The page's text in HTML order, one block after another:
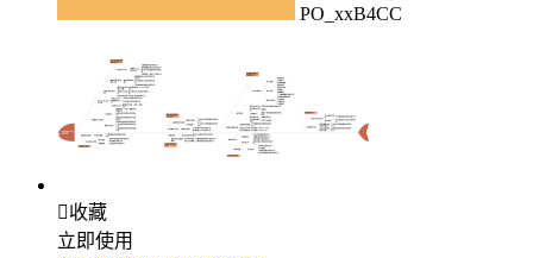
PO_xxB4CC
收藏
立即使用